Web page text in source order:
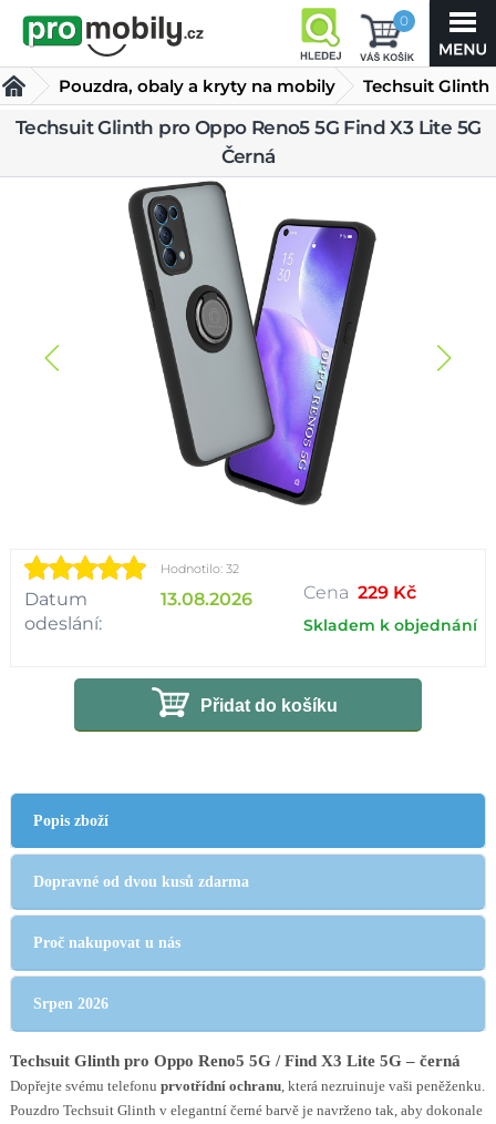
0
Pouzdra, obaly a kryty na mobily
Obaly a kryty pro Oppo
Ostatní obaly a kryty Oppo
Techsuit Glinth
pro Oppo Reno5 5G Find X3 Lite 5G Černá
Techsuit Glinth pro Oppo Reno5 5G Find X3 Lite 5G
Černá
Hodnotilo: 32
Datum
odeslání:
13.08.2026 Cena 229 Kč
Skladem k objednání
Přidat do košíku
Popis zboží
Dopravné od dvou kusů zdarma
Proč nakupovat u nás
Srpen 2026
Techsuit Glinth pro Oppo Reno5 5G / Find X3 Lite 5G – černá
Dopřejte svému telefonu prvotřídní ochranu, která nezruinuje vaši peněženku.
Pouzdro Techsuit Glinth v elegantní černé barvě je navrženo tak, aby dokonale